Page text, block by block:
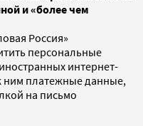
и «более чем
Россия»
персональные
интернет-
ним платежные данные,
на письмо